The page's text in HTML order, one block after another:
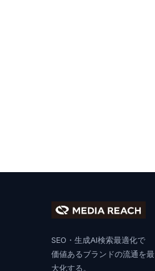
SEO・生成AI検索最適化で
価値あるブランドの流通を最
大化する。